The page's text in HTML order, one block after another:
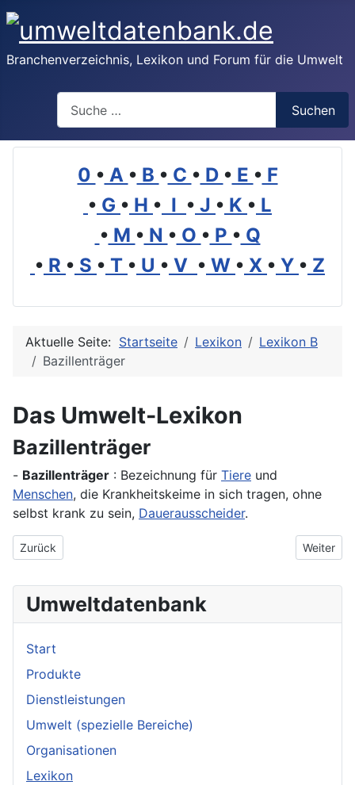
Branchenverzeichnis, Lexikon und Forum für die Umwelt
Suchen
0 • A • B • C • D • E • F
• G • H • I • J • K • L
• M • N • O • P • Q
• R • S • T • U • V • W • X • Y • Z
Aktuelle Seite: Startseite Lexikon
Lexikon B
Bazillenträger
Das Umwelt-Lexikon
Bazillenträger
- Bazillenträger : Bezeichnung für Tiere und
Menschen, die Krankheitskeime in sich tragen, ohne
selbst krank zu sein, Dauerausscheider.
Vorheriger Beitrag: Bazillen
Zurück Nächster
Weiter
Umweltdatenbank
Start
Produkte
Dienstleistungen
Umwelt (spezielle Bereiche)
Organisationen
Lexikon